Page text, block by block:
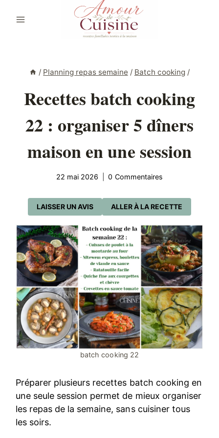
/ Planning repas semaine / Batch cooking /
Recettes batch cooking
22 : organiser 5 dîners
maison en une session
22 mai 2026 0 Commentaires
ALLER À LA RECETTE
LAISSER UN AVIS
batch cooking 22
Préparer plusieurs recettes batch cooking en
une seule session permet de mieux organiser
les repas de la semaine, sans cuisiner tous
les soirs.